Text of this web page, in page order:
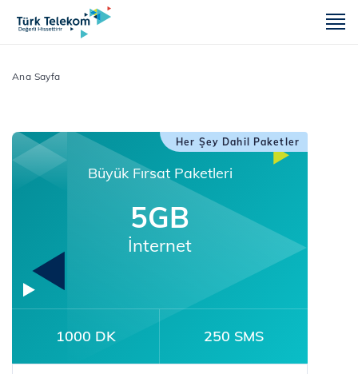
Ana Sayfa
Her Şey Dahil Paketler
Büyük Fırsat Paketleri
5GB
İnternet
1000 DK 250 SMS